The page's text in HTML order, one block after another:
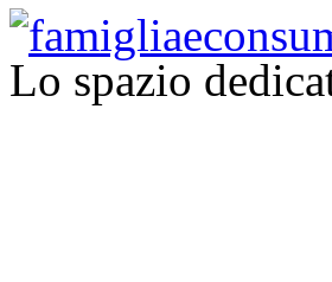
Lo spazio